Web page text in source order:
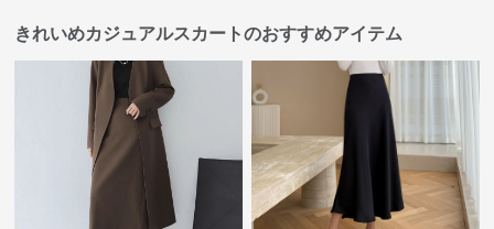
きれいめカジュアルスカートのおすすめアイテム